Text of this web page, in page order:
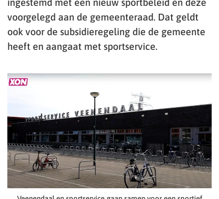
voorgelegd aan de gemeenteraad. Dat geldt
ook voor de subsidieregeling die de gemeente
heeft en aangaat met sportservice.